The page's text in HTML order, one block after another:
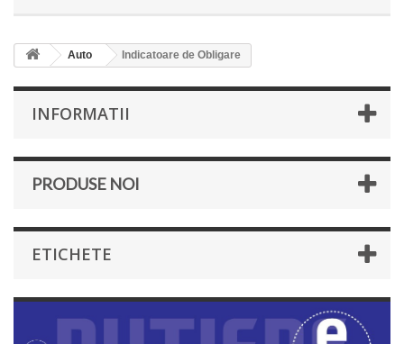
Auto Indicatoare de Obligare
INFORMATII
PRODUSE NOI
ETICHETE